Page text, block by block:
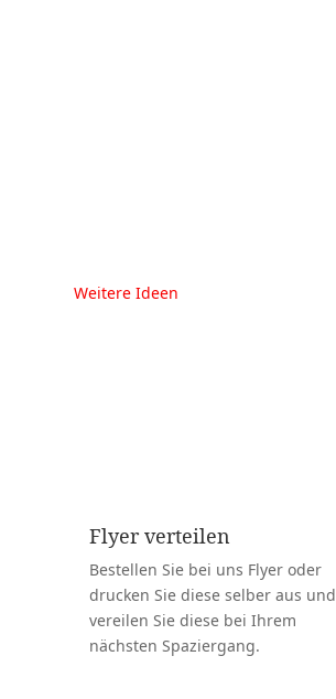
Weitere Ideen
Flyer verteilen
Bestellen Sie bei uns Flyer oder
drucken Sie diese selber aus und
vereilen Sie diese bei Ihrem
nächsten Spaziergang.